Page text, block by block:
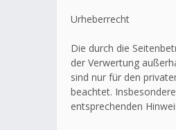
Urheberrecht
Die durch die
der Verwertung
sind nur für den
beachtet.
entsprechenden